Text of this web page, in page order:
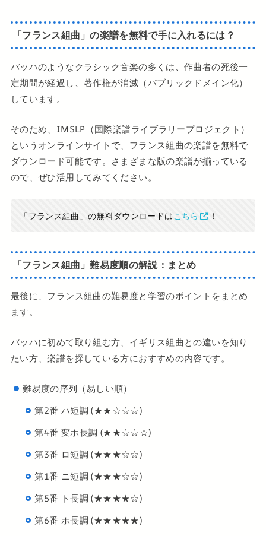
「フランス組曲」の楽譜を無料で手に入れるには？
バッハのようなクラシック音楽の多くは、作曲者の死後一
定期間が経過し、著作権が消滅（パブリックドメイン化）
しています。
そのため、IMSLP（国際楽譜ライブラリープロジェクト）
というオンラインサイトで、フランス組曲の楽譜を無料で
ダウンロード可能です。さまざまな版の楽譜が揃っている
ので、ぜひ活用してみてください。
「フランス組曲」の無料ダウンロードはこちら ！
「フランス組曲」難易度順の解説：まとめ
最後に、フランス組曲の難易度と学習のポイントをまとめ
ます。
バッハに初めて取り組む方、イギリス組曲との違いを知り
たい方、楽譜を探している方におすすめの内容です。
難易度の序列（易しい順）
第2番 ハ短調 (★★☆☆☆)
第4番 変ホ長調 (★★☆☆☆)
第3番 ロ短調 (★★★☆☆)
第1番 ニ短調 (★★★☆☆)
第5番 ト長調 (★★★★☆)
第6番 ホ長調 (★★★★★)